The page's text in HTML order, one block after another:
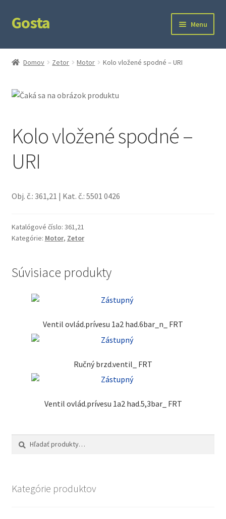
Preskočiť
na
Preskočiť
na
Gosta Menu
Domov
Domov Zetor Motor Kolo vložené spodné – URI
Kolo vložené spodné –
URI
Obj. č.: 361,21 | Kat. č.: 5501 0426
Katalógové číslo: 361,21
Kategórie: Motor, Zetor
Súvisiace produkty
Ventil ovlád.prívesu 1a2 had.6bar_n_ FRT
Ručný brzd.ventil_ FRT
Ventil ovlád.prívesu 1a2 had.5,3bar_ FRT
Hľadať:
Vyhľadávanie
Kategórie produktov